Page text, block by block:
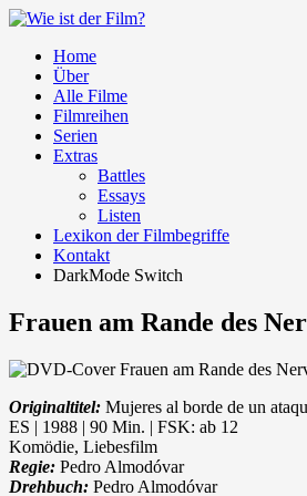
Home
Über
Alle Filme
Filmreihen
Serien
Extras
Battles
Essays
Listen
Lexikon der Filmbegriffe
Kontakt
DarkMode Switch
Frauen am Rande des
Originaltitel: Mujeres al borde de un
ES | 1988 | 90 Min. | FSK: ab 12
Komödie, Liebesfilm
Regie: Pedro Almodóvar
Drehbuch: Pedro Almodóvar